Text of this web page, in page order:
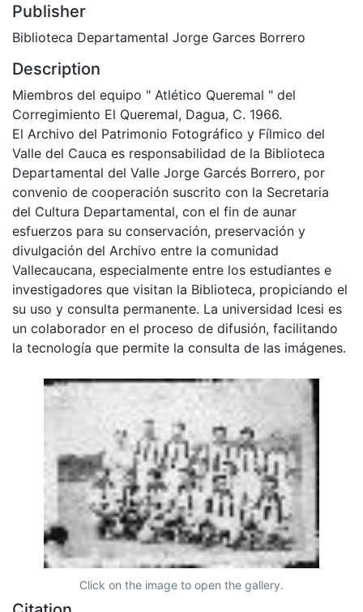
Publisher
Biblioteca Departamental Jorge Garces Borrero
Description
Miembros del equipo " Atlético Queremal " del
Corregimiento El Queremal, Dagua, C. 1966.
El Archivo del Patrimonio Fotográfico y Fílmico del
Valle del Cauca es responsabilidad de la Biblioteca
Departamental del Valle Jorge Garcés Borrero, por
convenio de cooperación suscrito con la Secretaria
del Cultura Departamental, con el fin de aunar
esfuerzos para su conservación, preservación y
divulgación del Archivo entre la comunidad
Vallecaucana, especialmente entre los estudiantes e
investigadores que visitan la Biblioteca, propiciando el
su uso y consulta permanente. La universidad Icesi es
un colaborador en el proceso de difusión, facilitando
la tecnología que permite la consulta de las imágenes.
Click on the image to open the gallery.